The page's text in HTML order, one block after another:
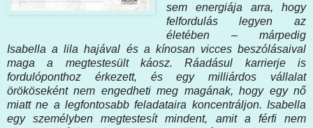
sem energiája arra, hogy
felfordulás legyen az
életében – márpedig
Isabella a lila hajával és a kínosan vicces beszólásaival
maga a megtestesült káosz. Ráadásul karrierje is
fordulóponthoz érkezett, és egy milliárdos vállalat
örököseként nem engedheti meg magának, hogy egy nő
miatt ne a legfontosabb feladataira koncentráljon. Isabella
egy személyben megtestesít mindent, amit a férfi nem